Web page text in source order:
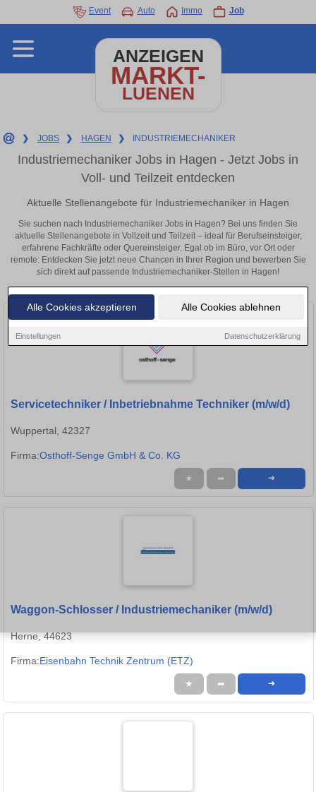
Alle Cookies akzeptieren Alle Cookies ablehnen
Einstellungen Datenschutzerklärung
Event Auto Immo Job
ANZEIGEN
MARKT-
LUENEN
❯ JOBS ❯ HAGEN ❯ INDUSTRIEMECHANIKER
Industriemechaniker Jobs in Hagen - Jetzt Jobs in
Voll- und Teilzeit entdecken
Aktuelle Stellenangebote für Industriemechaniker in Hagen
Sie suchen nach Industriemechaniker Jobs in Hagen? Bei uns finden Sie
aktuelle Stellenangebote in Vollzeit und Teilzeit – ideal für Berufseinsteiger,
erfahrene Fachkräfte oder Quereinsteiger. Egal ob im Büro, vor Ort oder
remote: Entdecken Sie jetzt neue Chancen in Ihrer Region und bewerben Sie
sich direkt auf passende Industriemechaniker-Stellen in Hagen!
Servicetechniker / Inbetriebnahme Techniker (m/w/d)
Wuppertal, 42327
Firma:Osthoff-Senge GmbH & Co. KG
★ ➦ ➜
Waggon-Schlosser / Industriemechaniker (m/w/d)
Herne, 44623
Firma:Eisenbahn Technik Zentrum (ETZ)
★ ➦ ➜